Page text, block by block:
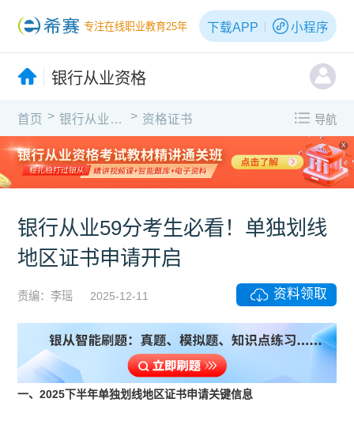
专注在线职业教育25年 下载APP 小程序
银行从业资格
首页 > 银行从业资格 > 资格证书 导航
X
银行从业59分考生必看！单独划线
地区证书申请开启
责编：李瑶 2025-12-11 资料领取
一、2025下半年单独划线地区证书申请关键信息